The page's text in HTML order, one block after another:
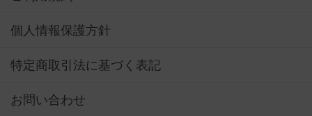
個人情報保護方針
特定商取引法に基づく表記
お問い合わせ